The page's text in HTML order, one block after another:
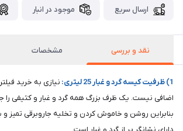
ارسال سریع موجود در انبار
نقد و بررسی مشخصات
1) ظرفیت کیسه گرد و غبار 25 لیتری:
نیازی به خرید
اضافی نیست. یک ظرف بزرگ همه گرد و غبار و کثیفی را
بنابراین روشن و خاموش کردن و تخلیه جاروبرقی تمیز